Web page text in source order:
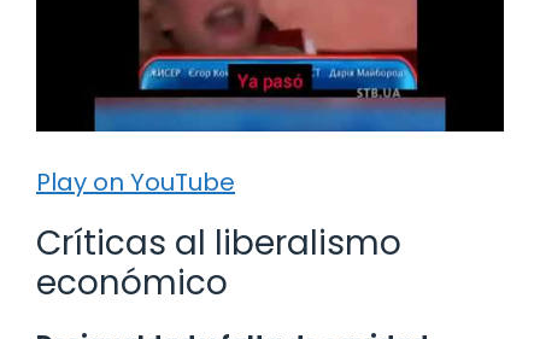
Play on YouTube
Críticas al liberalismo
económico